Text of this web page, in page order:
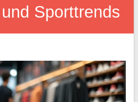
Sporttrends